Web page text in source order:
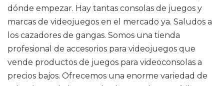
dónde empezar. Hay tantas consolas de juegos y
marcas de videojuegos en el mercado ya. Saludos a
los cazadores de gangas. Somos una tienda
profesional de accesorios para videojuegos que
vende productos de juegos para videoconsolas a
precios bajos. Ofrecemos una enorme variedad de